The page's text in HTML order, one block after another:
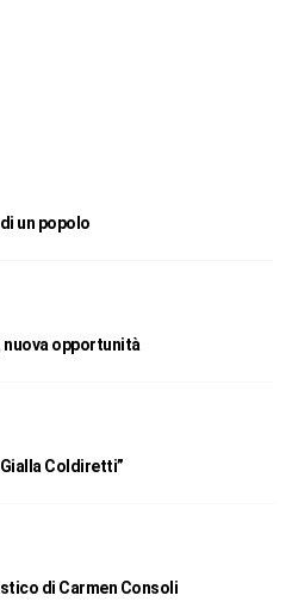
un popolo
opportunità
Coldiretti”
di Carmen Consoli